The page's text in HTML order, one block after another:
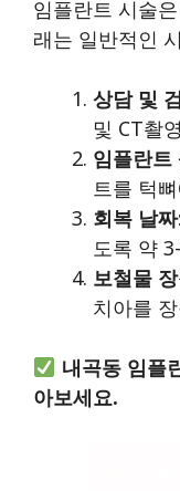
임플란트 시술
래는 일반적인
상담 및
및 CT촬
임플란트
트를 턱
회복 날짜
도록 약
보철물
치아를
내곡동 임플
아보세요.